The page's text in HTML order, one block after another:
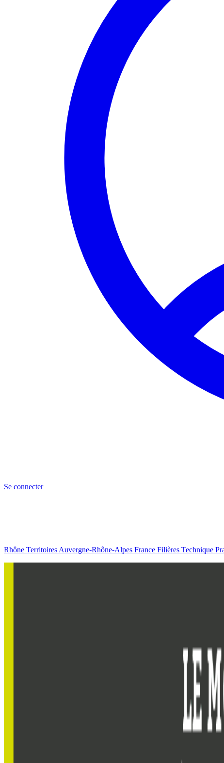
Se connecter
Rhône Territoires Auvergne-Rhône-Alpes France Filières Technique